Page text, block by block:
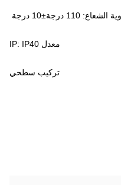
الشعاع: 110 درجة±10 درجة
معدل IP: IP40
تركيب سطحي